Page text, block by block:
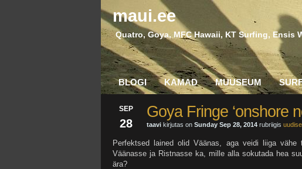
maui.ee
Quatro, Goya, MFC Hawaii, KT Surfing, Ensis
BLOGI KAMAD MUUSEUM
SEP
28
Goya Fringe ‘onshore
taavi kirjutas on Sunday Sep 28, 2014 rubriigis
Perfektsed lained olid Väänas, aga veidi liiga
Väänasse ja Ristnasse ka, mille alla sokutada hea
ära?